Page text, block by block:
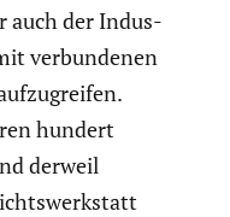
auch der Indus­
verbun­denen
hundert
derweil